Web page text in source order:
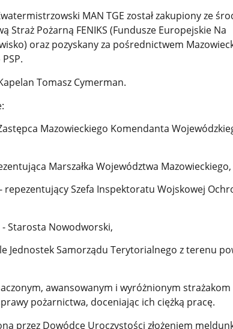
MAN TGE został zakupiony ze
Straż Pożarną FENIKS (Fundusze Europejskie Na
oraz pozyskany za pośrednictwem
Tomasz Cymerman.
Mazowieckiego Komendanta
Marszałka Województwa Mazowieckiego,
repezentujący Szefa Inspektoratu Wojskowej
Starosta Nowodworski,
Jednostek Samorządu Terytorialnego z terenu
awansowanym i wyróżnionym
pożarnictwa, doceniając ich ciężką pracę.
przez Dowódcę Uroczystości złożeniem